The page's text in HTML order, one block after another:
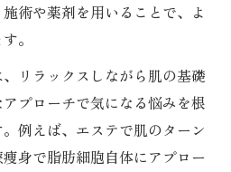
術や薬剤を用いることで、よ
。
リラックスしながら肌の基礎
プローチで気になる悩みを根
例えば、エステで肌のターン
身で脂肪細胞自体にアプロー